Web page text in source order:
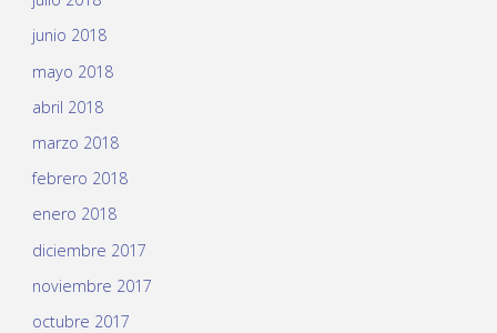
junio 2018
mayo 2018
abril 2018
marzo 2018
febrero 2018
enero 2018
diciembre 2017
noviembre 2017
octubre 2017